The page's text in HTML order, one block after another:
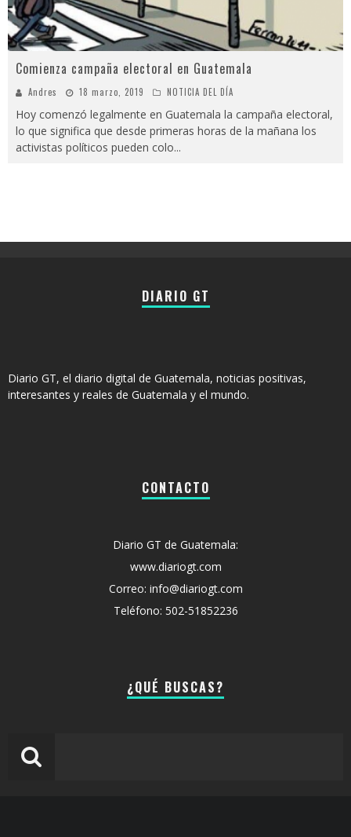
Comienza campaña electoral en Guatemala
Andres 18 marzo, 2019 NOTICIA DEL DÍA
Hoy comenzó legalmente en Guatemala la campaña electoral,
lo que significa que desde primeras horas de la mañana los
activistas políticos pueden colo...
DIARIO GT
Diario GT, el diario digital de Guatemala, noticias positivas,
interesantes y reales de Guatemala y el mundo.
CONTACTO
Diario GT de Guatemala:
www.diariogt.com
Correo: info@diariogt.com
Teléfono: 502-51852236
¿QUÉ BUSCAS?